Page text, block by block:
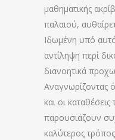
μαθηματικής
παλαιού,
Ιδωμένη υπό
αντίληψη περί
διανοητικά
Αναγνωρίζοντας
και οι
παρουσιάζουν
καλύτερος